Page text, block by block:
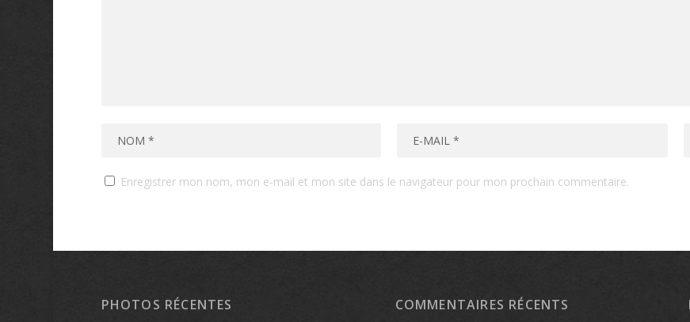
Enregistrer mon nom, mon e-mail et mon site dans le navigateur pour mon prochain commentaire.
PHOTOS RÉCENTES COMMENTAIRES RÉCENTS